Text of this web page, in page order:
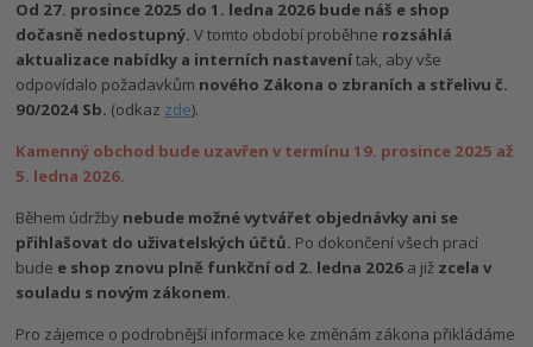
Od 27. prosince 2025 do 1. ledna 2026 bude náš e shop
dočasně nedostupný.V tomto období proběhne rozsáhlá
aktualizace nabídky a interních nastavenítak, aby vše
odpovídalo požadavkům nového Zákona o zbraních a střelivu č.
90/2024 Sb. (odkaz zde).
Kamenný obchod bude uzavřen v termínu 19. prosince 2025 až
5. ledna 2026.
Během údržby nebude možné vytvářet objednávky ani se
přihlašovat do uživatelských účtů. Po dokončení všech prací
bude e shop znovu plně funkční od 2. ledna 2026 a již zcela v
souladu s novým zákonem.
Pro zájemce o podrobnější informace ke změnám zákona přikládáme